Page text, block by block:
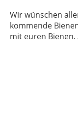
Wir wünschen
kommende
mit euren Bienen.